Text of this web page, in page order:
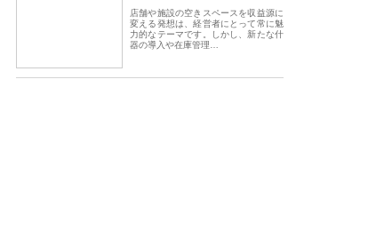
店舗や施設の空きスペースを収益源に
変える発想は、経営者にとって常に魅
力的なテーマです。しかし、新たな什
器の導入や在庫管理…